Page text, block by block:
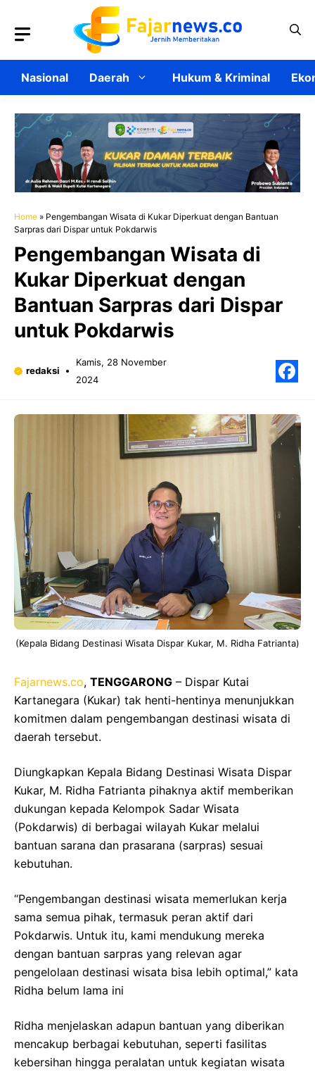
Nasional Daerah Hukum & Kriminal
Home » Pengembangan Wisata di Kukar Diperkuat dengan Bantuan
Sarpras dari Dispar untuk Pokdarwis
Pengembangan Wisata di
Kukar Diperkuat dengan
Bantuan Sarpras dari Dispar
untuk Pokdarwis
redaksi
Kamis, 28 November
2024
(Kepala Bidang Destinasi Wisata Dispar Kukar, M. Ridha Fatrianta)
Fajarnews.co, TENGGARONG – Dispar Kutai
Kartanegara (Kukar) tak henti-hentinya menunjukkan
komitmen dalam pengembangan destinasi wisata di
daerah tersebut.
Diungkapkan Kepala Bidang Destinasi Wisata Dispar
Kukar, M. Ridha Fatrianta pihaknya aktif memberikan
dukungan kepada Kelompok Sadar Wisata
(Pokdarwis) di berbagai wilayah Kukar melalui
bantuan sarana dan prasarana (sarpras) sesuai
kebutuhan.
“Pengembangan destinasi wisata memerlukan kerja
sama semua pihak, termasuk peran aktif dari
Pokdarwis. Untuk itu, kami mendukung mereka
dengan bantuan sarpras yang relevan agar
pengelolaan destinasi wisata bisa lebih optimal,” kata
Ridha belum lama ini
Ridha menjelaskan adapun bantuan yang diberikan
mencakup berbagai kebutuhan, seperti fasilitas
kebersihan hingga peralatan untuk kegiatan wisata